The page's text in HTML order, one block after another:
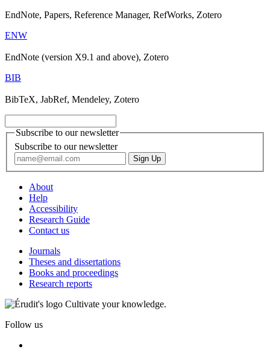
EndNote, Papers, Reference Manager, RefWorks, Zotero
ENW
EndNote (version X9.1 and above), Zotero
BIB
BibTeX, JabRef, Mendeley, Zotero
Subscribe to our newsletter
Subscribe to our newsletter
About
Help
Accessibility
Research Guide
Contact us
Journals
Theses and dissertations
Books and proceedings
Research reports
Cultivate your knowledge.
Follow us